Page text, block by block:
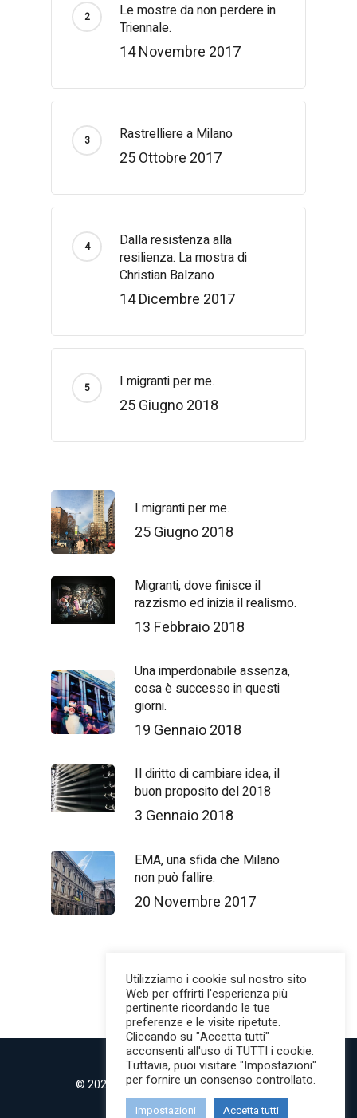
Le mostre da non perdere in
Triennale.
14 Novembre 2017
Rastrelliere a Milano
25 Ottobre 2017
Dalla resistenza alla
resilienza. La mostra di
Christian Balzano
14 Dicembre 2017
I migranti per me.
25 Giugno 2018
I migranti per me.
25 Giugno 2018
Migranti, dove finisce il
razzismo ed inizia il realismo.
13 Febbraio 2018
Una imperdonabile assenza,
cosa è successo in questi
giorni.
19 Gennaio 2018
Il diritto di cambiare idea, il
buon proposito del 2018
3 Gennaio 2018
EMA, una sfida che Milano
non può fallire.
20 Novembre 2017
© 2022 MilanoMind | Tutti i diritti riservati.
P.IVA 09853820968
Utilizziamo i cookie sul nostro sito
Web per offrirti l'esperienza più
pertinente ricordando le tue
preferenze e le visite ripetute.
Cliccando su "Accetta tutti"
acconsenti all'uso di TUTTI i cookie.
Tuttavia, puoi visitare "Impostazioni"
per fornire un consenso controllato.
Impostazioni Accetta tutti